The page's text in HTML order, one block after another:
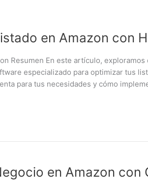
en Amazon con
Resumen En este artículo,
especializado para optimizar tus
para tus necesidades y cómo
en Amazon con